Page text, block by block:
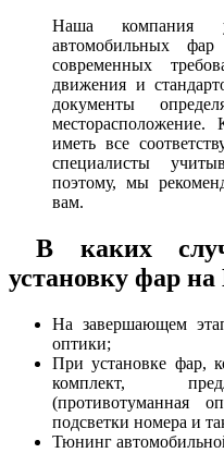
Наша компания
автомобильных
современных
движения и
документы
иметь все
специалисты
поэтому, мы
вам.
В каких
установку фар на
На завершающем
оптики;
При установке фар,
комплект,
(противотуманная
подсветки номера и
Тюнинг